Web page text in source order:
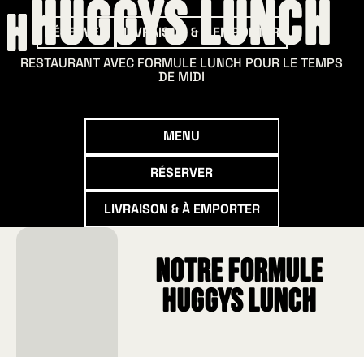
RÉSERVER LIVRAISON & À EMPORTER
HUGGYS Lunch
RESTAURANT AVEC FORMULE LUNCH POUR LE TEMPS
DE MIDI
Menu
MENU
Réserver
RÉSERVER
Livraison & à emporter
LIVRAISON & À EMPORTER
Notre formule
HUGGYS Lunch